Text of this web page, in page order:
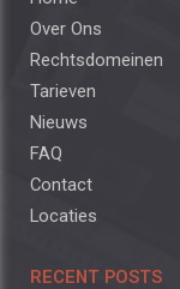
Over Ons
Rechtsdomeinen
Tarieven
Nieuws
FAQ
Contact
Locaties
RECENT POSTS